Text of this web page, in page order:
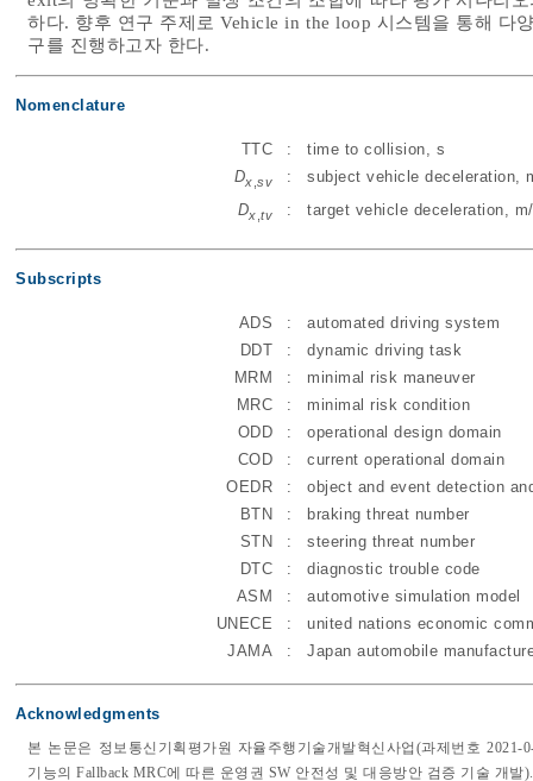
하다. 향후 연구 주제로 Vehicle in the loop 시스템을 통해 다
구를 진행하고자 한다.
Nomenclature
TTC :
time to collision, s
Dx sv :
subject vehicle deceleration,
Dx tv : target vehicle deceleration,
Subscripts
ADS :
automated driving system
DDT
:
dynamic driving task
MRM
:
minimal risk maneuver
MRC
:
minimal risk condition
ODD
:
operational design domain
COD
:
current operational domain
OEDR
:
object and event detection
BTN
:
braking threat number
STN
:
steering threat number
DTC
:
diagnostic trouble code
ASM
:
automotive simulation model
UNECE
:
united nations economic
JAMA
: Japan automobile
Acknowledgments
본 논문은 정보통신기획평가원 자율주행기술개발혁신사업(과제번호
기능의 Fallback MRC에 따른 운영권 SW 안전성 및 대응방안 검증 기술 개발).